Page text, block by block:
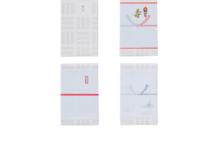
お問い合わせ